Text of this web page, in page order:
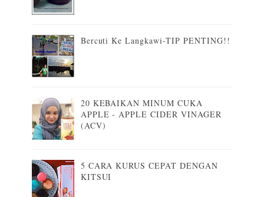
Bercuti Ke Langkawi-TIP PENTING!!
20 KEBAIKAN MINUM CUKA
APPLE - APPLE CIDER VINAGER
(ACV)
5 CARA KURUS CEPAT DENGAN
KITSUI